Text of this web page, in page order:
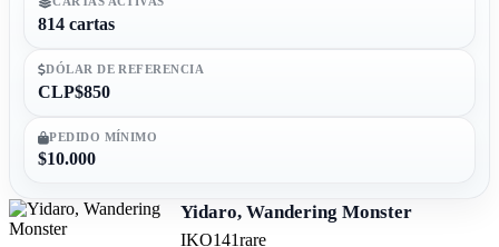
814 cartas
DÓLAR DE REFERENCIA
CLP$850
PEDIDO MÍNIMO
$10.000
Yidaro, Wandering Monster
IKO141rare